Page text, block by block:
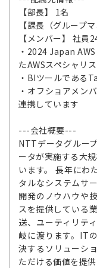
【部長】 1名
【課長（グループ
【メンバー】 社員
・2024 Japan
たAWSスペシャリ
・BIツールである
・オフショアメン
連携しています
---会社概要---
NTTデータグルー
ータが実施する大
います。 長年にわ
タルなシステムサ
開発のノウハウや
スを提供している
送、ユーティリテ
岐に渡ります。IT
決するソリューシ
ただける価値を提供